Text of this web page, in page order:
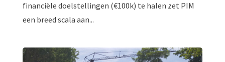
financiële doelstellingen (€100k) te halen zet PIM
een breed scala aan...